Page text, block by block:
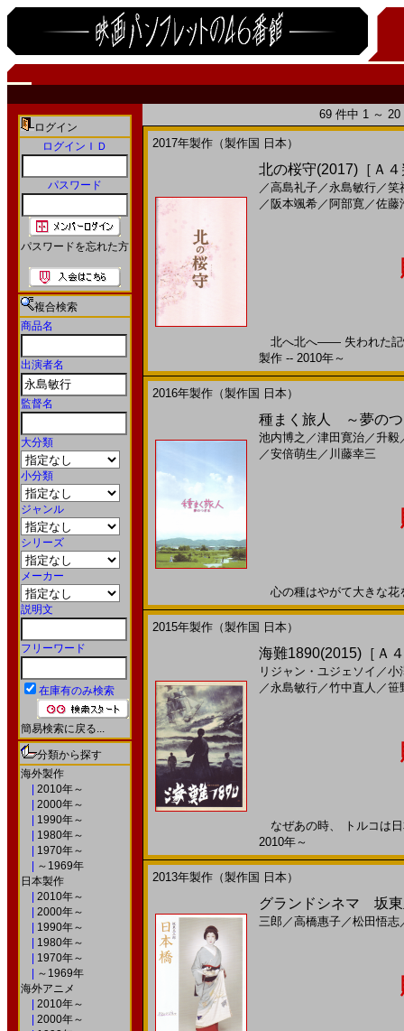
ログイン
ログインＩＤ
パスワード
パスワードを忘れた方
複合検索
商品名
出演者名
監督名
大分類
小分類
ジャンル
シリーズ
メーカー
説明文
フリーワード
在庫有のみ検索
簡易検索に戻る...
分類から探す
海外製作
2010年～
2000年～
1990年～
1980年～
1970年～
～1969年
日本製作
2010年～
2000年～
1990年～
1980年～
1970年～
～1969年
海外アニメ
2010年～
2000年～
69 件中 1 ～
2017年製作（製作国 日本）
北の桜守(2017)［Ａ
／高島礼子／永島敏行／笑
／ 阪本颯希／ 阿部寛／佐藤
北へ北へ―― 失われた記
製作 -- 2010年～
2016年製作（製作国 日本）
種まく旅人 ～夢のつ
池内博之 ／津田寛治／ 升毅
／安倍萌生 ／ 川藤幸三
心の種はやがて大きな
2015年製作（製作国 日本）
海難1890(2015)［Ａ
リジャン・ユジェソイ ／小
／永島敏行／竹中直人 ／笹
なぜあの時、 トルコは
2010年～
2013年製作（製作国 日本）
グランドシネマ 坂
三郎 ／高橋惠子／松田悟志